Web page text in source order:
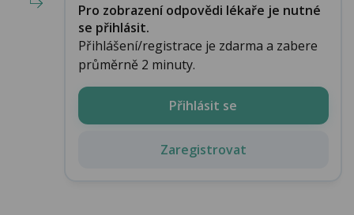
Pro zobrazení odpovědi lékaře je nutné
se přihlásit.
Přihlášení/registrace je zdarma a zabere
průměrně 2 minuty.
Přihlásit se
Zaregistrovat